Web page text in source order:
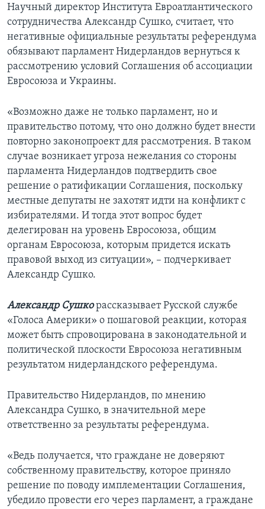
Научный директор Института Евроатлантического
сотрудничества Александр Сушко, считает, что
негативные официальные результаты референдума
обязывают парламент Нидерландов вернуться к
рассмотрению условий Соглашения об ассоциации
Евросоюза и Украины.
«Возможно даже не только парламент, но и
правительство потому, что оно должно будет внести
повторно законопроект для рассмотрения. В таком
случае возникает угроза нежелания со стороны
парламента Нидерландов подтвердить свое
решение о ратификации Соглашения, поскольку
местные депутаты не захотят идти на конфликт с
избирателями. И тогда этот вопрос будет
делегирован на уровень Евросоюза, общим
органам Евросоюза, которым придется искать
правовой выход из ситуации», – подчеркивает
Александр Сушко.
Александр Сушкорассказывает Русской службе
«Голоса Америки» о пошаговой реакции, которая
может быть спровоцирована в законодательной и
политической плоскости Евросоюза негативным
результатом нидерландского референдума.
Правительство Нидерландов, по мнению
Александра Сушко, в значительной мере
ответственно за результаты референдума.
«Ведь получается, что граждане не доверяют
собственному правительству, которое приняло
решение по поводу имплементации Соглашения,
убедило провести его через парламент, а граждане